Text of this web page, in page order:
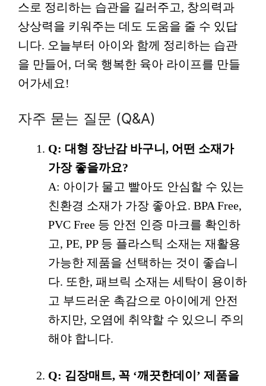
스로 정리하는 습관을 길러주고, 창의력과
상상력을 키워주는 데도 도움을 줄 수 있답
니다. 오늘부터 아이와 함께 정리하는 습관
을 만들어, 더욱 행복한 육아 라이프를 만들
어가세요!
자주 묻는 질문 (Q&A)
Q: 대형 장난감 바구니, 어떤 소재가
가장 좋을까요?
A: 아이가 물고 빨아도 안심할 수 있는
친환경 소재가 가장 좋아요. BPA Free,
PVC Free 등 안전 인증 마크를 확인하
고, PE, PP 등 플라스틱 소재는 재활용
가능한 제품을 선택하는 것이 좋습니
다. 또한, 패브릭 소재는 세탁이 용이하
고 부드러운 촉감으로 아이에게 안전
하지만, 오염에 취약할 수 있으니 주의
해야 합니다.
Q: 김장매트, 꼭 ‘깨끗한데이’ 제품을